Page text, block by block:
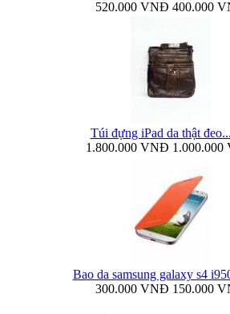
Ốp lưng silicon Samsung Galaxy S4
Ốp lưng Samsung Galaxy S4 i9500 Rock
520.000 VNĐ 400.000
Túi đựng iPad da thật đeo...
1.800.000 VNĐ
Bao da samsung galaxy s4
300.000 VNĐ 150.000